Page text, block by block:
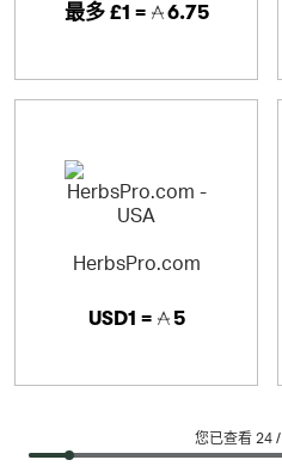
最多£1 = 6.75
HerbsPro.com
USD1 = 5
您已查看 24 /